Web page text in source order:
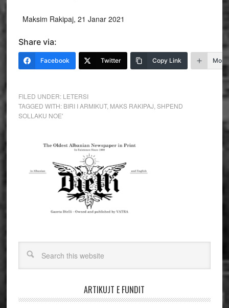
Maksim Rakipaj, 21 Janar 2021
Share via:
Facebook Twitter Copy Link More
FILED UNDER: LETERSI
TAGGED WITH: BIRI I ARMIKUT, MAKS RAKIPAJ SHPEND
SOLLAKU NOE'
ARTIKUJT E FUNDIT